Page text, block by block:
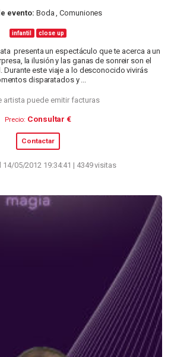
evento: Boda , Comuniones
infantil close up
presenta un espectáculo que te acerca a un
la ilusión y las ganas de sonreir son el
Durante este viaje a lo desconocido vivirás
disparatados y ...
artista puede emitir facturas
Precio: Consultar €
Contactar
14/05/2012 19:34:41 | 4349 visitas